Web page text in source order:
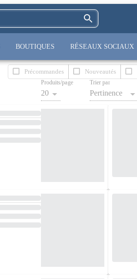
BOUTIQUES RÉSEAUX SOCIAUX
Précommandes Nouveautés
Produits/page
20
Trier par
Pertinence